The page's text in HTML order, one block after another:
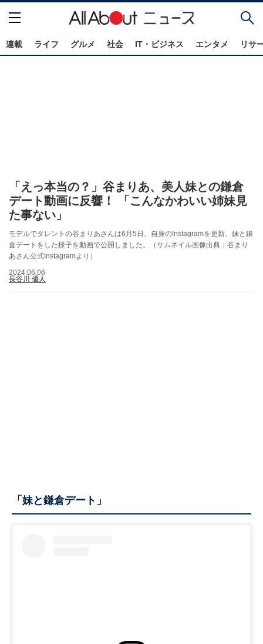
連載 ライフ グルメ 社会 IT・ビジネス エンタメ リサ
「えっ本当の？」谷まりあ、美人妹との鎌倉
デート動画に反響！ 「こんなかわいい姉妹見
た事ない」
モデルでタレントの谷まりあさんは6月5日、自身のInstagramを更新。妹と鎌
倉デートをした様子を動画で公開しました。（サムネイル画像出典：谷まり
あさん公式Instagramより）
2024.06.06
長谷川 優人
「妹と鎌倉デート」